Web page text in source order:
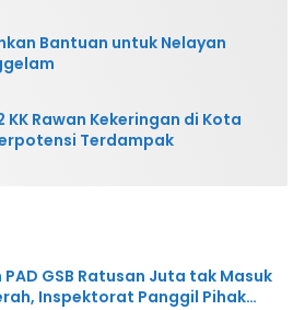
Bantuan untuk Nelayan
KK Rawan Kekeringan di Kota
Terdampak
GSB Ratusan Juta tak Masuk
Inspektorat Panggil Pihak